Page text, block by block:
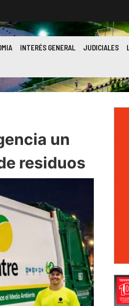
INTERÉS GENERAL JUDICIALES
un
residuos